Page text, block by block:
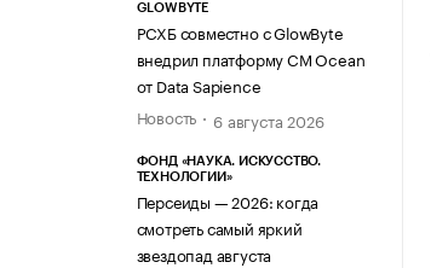
GLOWBYTE
РСХБ совместно с GlowByte
внедрил платформу CM Ocean
от Data Sapience
Новость
6 августа 2026
ФОНД «НАУКА. ИСКУССТВО.
ТЕХНОЛОГИИ»
Персеиды — 2026: когда
смотреть самый яркий
звездопад августа